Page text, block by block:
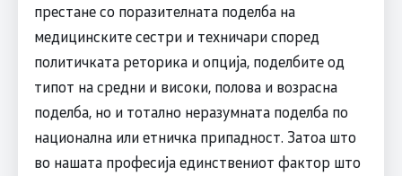
престане со поразителната поделба на
медицинските сестри и техничари според
политичката реторика и опција, поделбите од
типот на средни и високи, полова и возрасна
поделба, но и тотално неразумната поделба по
национална или етничка припадност. Затоа што
во нашата професија единствениот фактор што